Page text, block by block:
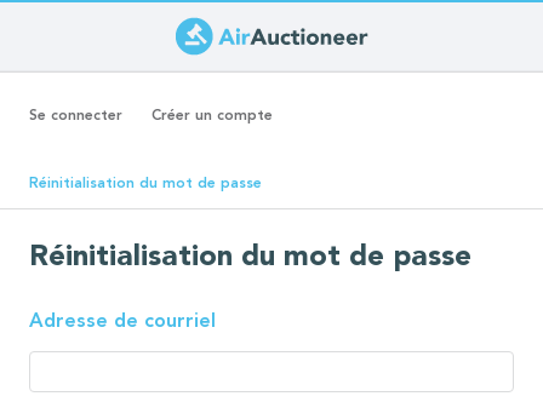
au
contenu
Onglets
Se connecter Créer un compte
Réinitialisation du mot de passe
actif)
Réinitialisation du mot de passe
Adresse de courriel